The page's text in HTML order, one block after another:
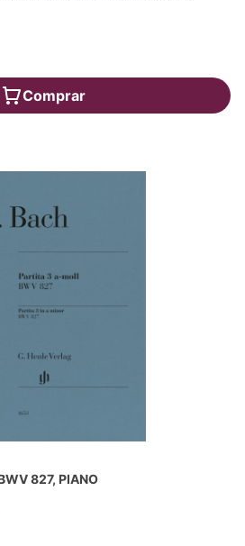
Comprar
827, PIANO